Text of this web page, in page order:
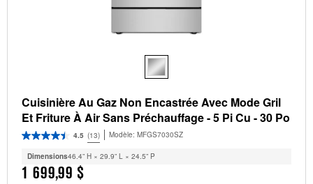
Cuisinière Au Gaz Non Encastrée Avec Mode Gril
Et Friture À Air Sans Préchauffage - 5 Pi Cu - 30 Po
4.5 (13) Modèle: MFGS7030SZ
Dimensions46.4” H × 29.9” L × 24.5” P
1 699,99 $